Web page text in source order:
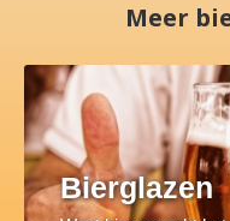
Meer
Bierglazen